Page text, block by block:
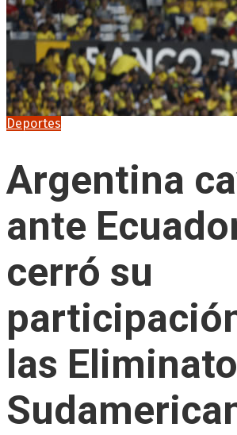
Deportes
Argentina
ante
cerró su
las